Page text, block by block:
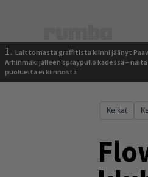
1. Laittomasta graffitista kiinni jäänyt
Arhinmäki jälleen spraypullo kädessä – näitä
puolueita ei kiinnosta
Keikat